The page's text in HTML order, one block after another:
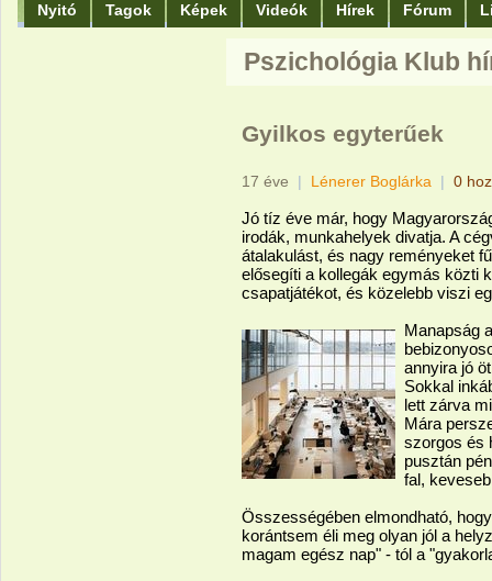
Nyitó Tagok Képek Videók Hírek Fórum
Pszichológia Klub
Gyilkos egyterűek
17 éve | Lénerer Boglárka | 0
Jó tíz éve már, hogy
irodák, munkahelyek divatja. A
átalakulást, és nagy reményeket
elősegíti a kollegák egymás közti
csapatjátékot, és közelebb viszi
Manapság
annyira jó
Sokkal
lett zárva
Mára
szorgos és
pusztán
fal,
Összességében elmondható,
korántsem éli meg olyan jól a
magam egész nap" - tól a